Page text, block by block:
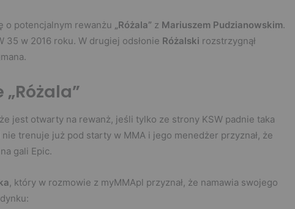
o potencjalnym rewanżu „Różala” z Mariuszem Pudzianowskim.
35 w 2016 roku. W drugiej odsłonie Różalski rozstrzygnął
jest otwarty na rewanż, jeśli tylko ze strony KSW padnie taka
nie trenuje już pod starty w MMA i jego menedżer przyznał, że
gali Epic.
, który w rozmowie z myMMApl przyznał, że namawia swojego